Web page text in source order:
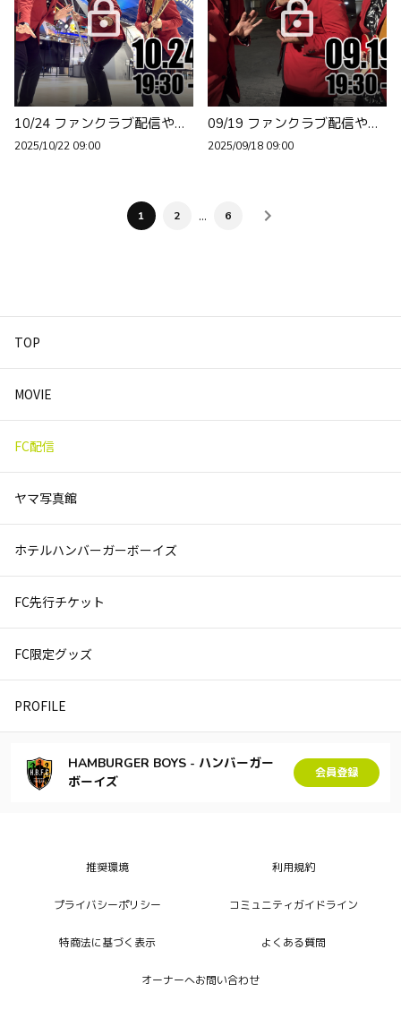
10/24 ファンクラブ配信やります！
2025/10/22 09:00
09/19 ファンクラブ配信やります！
2025/09/18 09:00
1 2 … 6
TOP
MOVIE
FC配信
ヤマ写真館
ホテルハンバーガーボーイズ
FC先行チケット
FC限定グッズ
PROFILE
HAMBURGER BOYS - ハンバーガー
ボーイズ
会員登録
推奨環境 利用規約
プライバシーポリシー コミュニティガイドライン
特商法に基づく表示 よくある質問
オーナーへお問い合わせ